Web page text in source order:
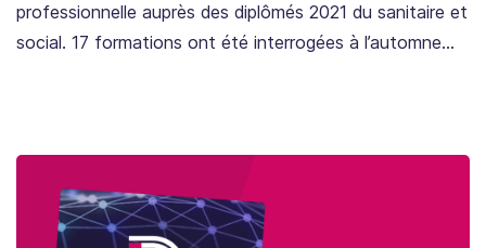
professionnelle auprès des diplômés 2021 du sanitaire et
social. 17 formations ont été interrogées à l’automne